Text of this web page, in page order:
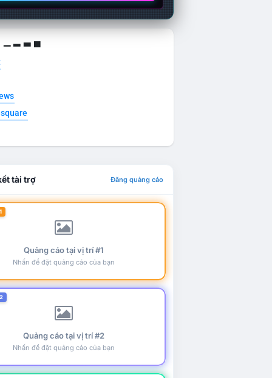
▁ ▂ ▃ ▄
tài trợ Đăng quảng cáo
Quảng cáo tại vị trí #1
Nhấn để đặt quảng cáo của bạn
Quảng cáo tại vị trí #2
Nhấn để đặt quảng cáo của bạn